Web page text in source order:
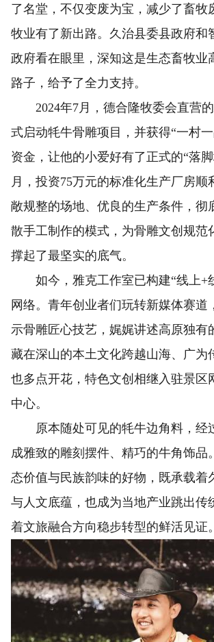
了名堂，不仅变废为宝，减少了畜牧
牧业有了新出路。久治县委县政府和
政府看在眼里，深知这是生态畜牧业
路子，给予了全力支持。
2024年7月，德合隆牧委会直营的
式启动牦牛骨雕项目，并获得“一村
资金，让他的小爱好有了正式的“落
月，投资75万元的标准化生产厂房顺
敞规整的场地、优良的生产条件，彻
散手工制作的模式，为骨雕文创规范
撑起了最坚实的底气。
如今，雅克工作室已构建“线上+
网络。青年创业者们玩转新媒体赛道
示骨雕匠心技艺，娓娓讲述高原独有
藏在深山的本土文化跨越山海、广为
也多点开花，特色文创相继入驻景区
中心。
原本随处可见的牦牛边角料，经
成雅致的雕刻摆件、精巧的牛角饰品
态价值与民族韵味的好物，既承载着
与人文底蕴，也成为当地产业跳出传
着文旅融合方向稳步转型的鲜活见证。